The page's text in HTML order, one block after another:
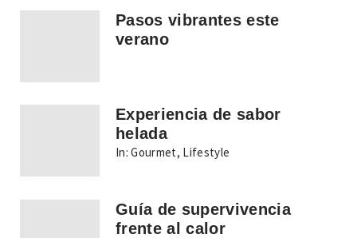
Pasos vibrantes este
verano
Experiencia de sabor
helada
In: Gourmet, Lifestyle
Guía de supervivencia
frente al calor